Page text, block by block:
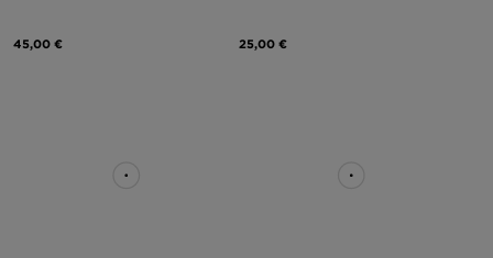
45,00 € 25,00 €